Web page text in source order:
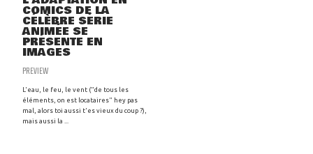
COMICS DE LA
CÉLÈBRE SÉRIE
ANIMÉE SE
PRÉSENTE EN
IMAGES
PREVIEW
L'eau, le feu, le vent ("de tous les
éléments, on est locataires" hey pas
mal, alors toi aussi t'es vieux du coup ?),
mais aussi la ...